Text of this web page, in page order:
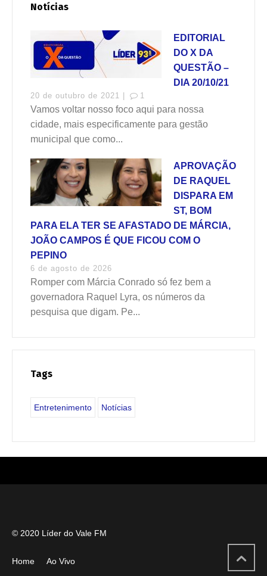
Notícias
EDITORIAL
DO X DA
QUESTÃO –
DIA 20/10/21
20 de outubro de 2021 | 1
Vamos voltar nosso foco aqui para nossa
cidade, mais especificamente para gestão
municipal que como...
APROVAÇÃO
DE RAQUEL
DISPARA EM
ST, BOM
PARA ELA TER SE AFASTADO DE MÁRCIA,
JOÃO CAMPOS É QUE FICOU COM O
PEPINO
6 de agosto de 2026
Romper com Márcia Conrado só fez bem a
governadora Raquel Lyra, os números da
pesquisa que digam. Pe...
Tags
Entretenimento Notícias
© 2020 Líder do Vale FM
Home Ao Vivo